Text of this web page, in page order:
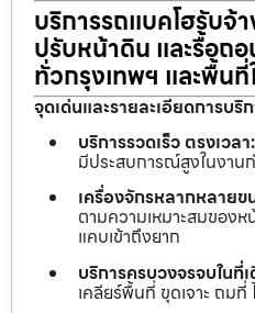
บริการรถแบคโฮรับจ้
ปรับหน้าดิน และรื้อถ
ทั่วกรุงเทพฯ และพื้น
จุดเด่นและรายละเอียดการบริ
บริการรวดเร็ว ตรงเวลา:
มีประสบการณ์สูงในงาน
เครื่องจักรหลากหลายข
ตามความเหมาะสมของ
แคบเข้าถึงยาก
บริการครบวงจรจบในที่
เคลียร์พื้นที่ ขุดเจาะ ถม